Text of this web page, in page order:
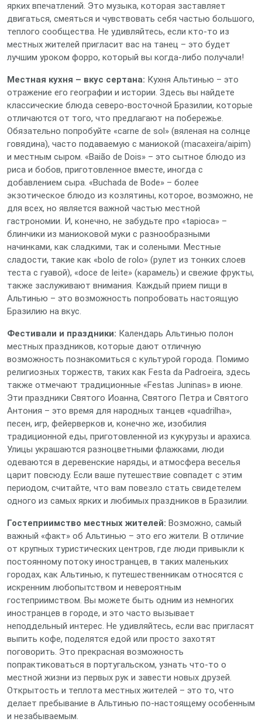
ярких впечатлений. Это музыка, которая заставляет
двигаться, смеяться и чувствовать себя частью большого,
теплого сообщества. Не удивляйтесь, если кто-то из
местных жителей пригласит вас на танец – это будет
лучшим уроком форро, который вы когда-либо получали!
Местная кухня – вкус сертана: Кухня Альтинью – это
отражение его географии и истории. Здесь вы найдете
классические блюда северо-восточной Бразилии, которые
отличаются от того, что предлагают на побережье.
Обязательно попробуйте «carne de sol» (вяленая на солнце
говядина), часто подаваемую с маниокой (macaxeira/aipim)
и местным сыром. «Baião de Dois» – это сытное блюдо из
риса и бобов, приготовленное вместе, иногда с
добавлением сыра. «Buchada de Bode» – более
экзотическое блюдо из козлятины, которое, возможно, не
для всех, но является важной частью местной
гастрономии. И, конечно, не забудьте про «tapioca» –
блинчики из маниоковой муки с разнообразными
начинками, как сладкими, так и солеными. Местные
сладости, такие как «bolo de rolo» (рулет из тонких слоев
теста с гуавой), «doce de leite» (карамель) и свежие фрукты,
также заслуживают внимания. Каждый прием пищи в
Альтинью – это возможность попробовать настоящую
Бразилию на вкус.
Фестивали и праздники: Календарь Альтинью полон
местных праздников, которые дают отличную
возможность познакомиться с культурой города. Помимо
религиозных торжеств, таких как Festa da Padroeira, здесь
также отмечают традиционные «Festas Juninas» в июне.
Эти праздники Святого Иоанна, Святого Петра и Святого
Антония – это время для народных танцев «quadrilha»,
песен, игр, фейерверков и, конечно же, изобилия
традиционной еды, приготовленной из кукурузы и арахиса.
Улицы украшаются разноцветными флажками, люди
одеваются в деревенские наряды, и атмосфера веселья
царит повсюду. Если ваше путешествие совпадет с этим
периодом, считайте, что вам повезло стать свидетелем
одного из самых ярких и любимых праздников в Бразилии.
Гостеприимство местных жителей: Возможно, самый
важный «факт» об Альтинью – это его жители. В отличие
от крупных туристических центров, где люди привыкли к
постоянному потоку иностранцев, в таких маленьких
городах, как Альтинью, к путешественникам относятся с
искренним любопытством и невероятным
гостеприимством. Вы можете быть одним из немногих
иностранцев в городе, и это часто вызывает
неподдельный интерес. Не удивляйтесь, если вас пригласят
выпить кофе, поделятся едой или просто захотят
поговорить. Это прекрасная возможность
попрактиковаться в португальском, узнать что-то о
местной жизни из первых рук и завести новых друзей.
Открытость и теплота местных жителей – это то, что
делает пребывание в Альтинью по-настоящему особенным
и незабываемым.